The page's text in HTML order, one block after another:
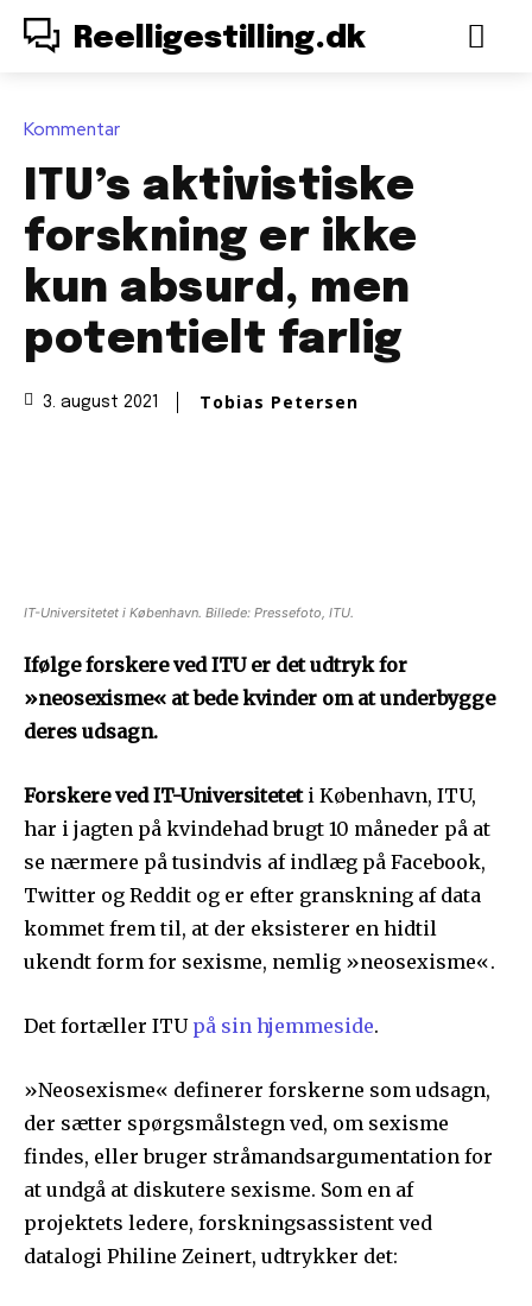
Reelligestilling.dk
Kommentar
ITU’s aktivistiske
forskning er ikke
kun absurd, men
potentielt farlig
3. august 2021 Tobias Petersen
IT-Universitetet i København. Billede: Pressefoto, ITU.
Ifølge forskere ved ITU er det udtryk for
»neosexisme« at bede kvinder om at underbygge
deres udsagn.
Forskere ved IT-Universiteteti København, ITU,
har i jagten på kvindehad brugt 10 måneder på at
se nærmere på tusindvis af indlæg på Facebook,
Twitter og Reddit og er efter granskning af data
kommet frem til, at der eksisterer en hidtil
ukendt form for sexisme, nemlig »neosexisme«.
Det fortæller ITU på sin hjemmeside.
»Neosexisme« definerer forskerne som udsagn,
der sætter spørgsmålstegn ved, om sexisme
findes, eller bruger stråmandsargumentation for
at undgå at diskutere sexisme. Som en af
projektets ledere, forskningsassistent ved
datalogi Philine Zeinert, udtrykker det: